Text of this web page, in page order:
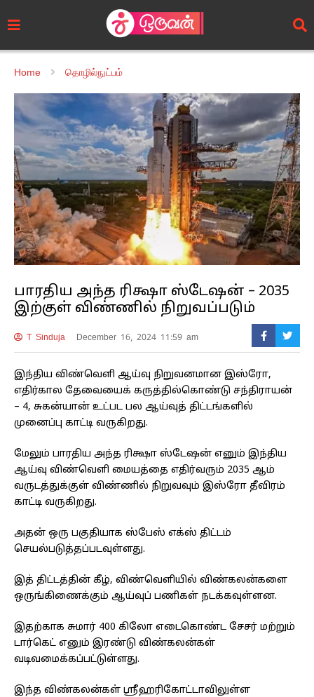
Home தொழில்நுட்பம்
பாரதிய அந்த ரிக்ஷா ஸ்டேஷன் – 2035
இற்குள் விண்ணில் நிறுவப்படும்
T Sinduja December 16, 2024 11:59 am
இந்திய விண்வெளி ஆய்வு நிறுவனமான இஸ்ரோ,
எதிர்கால தேவையைக் கருத்தில்கொண்டு சந்திராயன்
– 4, சுகன்யான் உட்பட பல ஆய்வுத் திட்டங்களில்
முனைப்பு காட்டி வருகிறது.
மேலும் பாரதிய அந்த ரிக்ஷா ஸ்டேஷன் எனும் இந்திய
ஆய்வு விண்வெளி மையத்தை எதிர்வரும் 2035 ஆம்
வருடத்துக்குள் விண்ணில் நிறுவவும் இஸ்ரோ தீவிரம்
காட்டி வருகிறது.
அதன் ஒரு பகுதியாக ஸ்பேஸ் எக்ஸ் திட்டம்
செயல்படுத்தப்படவுள்ளது.
இத் திட்டத்தின் கீழ், விண்வெளியில் விண்கலன்களை
ஒருங்கிணைக்கும் ஆய்வுப் பணிகள் நடக்கவுள்ளன.
இதற்காக சுமார் 400 கிலோ எடைகொண்ட சேசர் மற்றும்
டார்கெட் எனும் இரண்டு விண்கலன்கள்
வடிவமைக்கப்பட்டுள்ளது.
இந்த விண்கலன்கள் ஸ்ரீஹரிகோட்டாவிலுள்ள